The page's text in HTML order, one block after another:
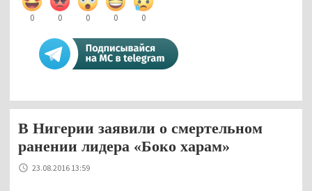
0 0 0 0 0
В Нигерии заявили о смертельном
ранении лидера «Боко харам»
23.08.2016 13:59